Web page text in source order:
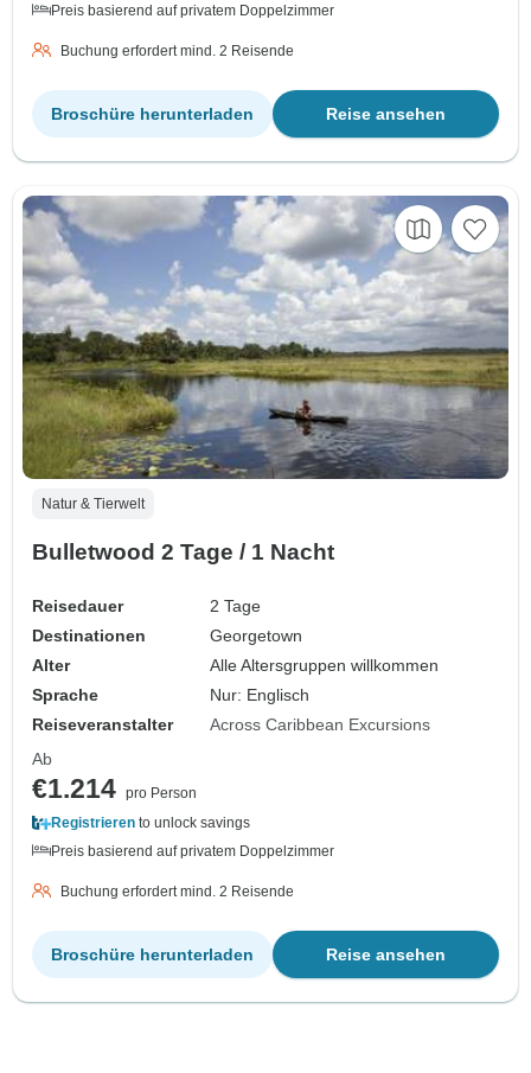
Preis basierend auf privatem Doppelzimmer
Buchung erfordert mind. 2 Reisende
Reise ansehen
Broschüre herunterladen
Natur & Tierwelt
Bulletwood 2 Tage / 1 Nacht
Reisedauer
2 Tage
Destinationen
Georgetown
Alter
Alle Altersgruppen willkommen
Sprache
Nur: Englisch
Reiseveranstalter
Across Caribbean Excursions
Ab
€1.214 pro Person
Registrieren to unlock savings
Preis basierend auf privatem Doppelzimmer
Buchung erfordert mind. 2 Reisende
Reise ansehen
Broschüre herunterladen